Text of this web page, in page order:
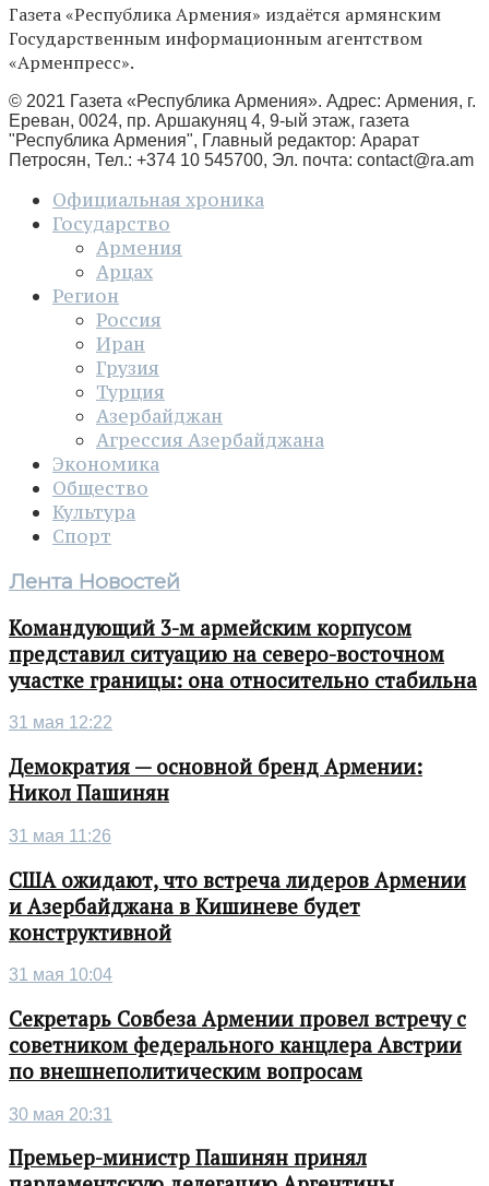
Газета «Республика Армения» издаётся армянским
Государственным информационным агентством
«Арменпресс».
© 2021 Газета «Республика Армения». Адрес: Армения, г.
Ереван, 0024, пр. Аршакуняц 4, 9-ый этаж, газета
"Республика Армения", Главный редактор: Арарат
Петросян, Тел.: +374 10 545700, Эл. почта: contact@ra.am
Официальная хроника
Государство
Армения
Арцах
Регион
Россия
Иран
Грузия
Турция
Азербайджан
Агрессия Азербайджана
Экономика
Общество
Культура
Спорт
Лента Новостей
Командующий 3-м армейским корпусом
представил ситуацию на северо-восточном
участке границы: она относительно стабильна
31 мая 12:22
Демократия — основной бренд Армении:
Никол Пашинян
31 мая 11:26
США ожидают, что встреча лидеров Армении
и Азербайджана в Кишиневе будет
конструктивной
31 мая 10:04
Секретарь Совбеза Армении провел встречу с
советником федерального канцлера Австрии
по внешнеполитическим вопросам
30 мая 20:31
Премьер-министр Пашинян принял